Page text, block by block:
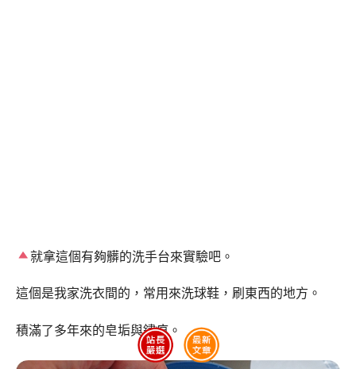
就拿這個有夠髒的洗手台來實驗吧。
這個是我家洗衣間的，常用來洗球鞋，刷東西的地方。
積滿了多年來的皂垢與鏽痕。